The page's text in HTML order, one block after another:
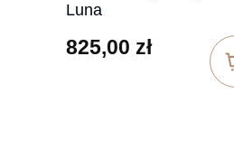
Luna
825,00 zł